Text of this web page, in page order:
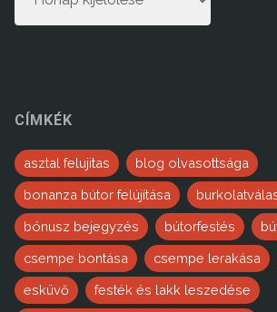
bejegyzések
CÍMKÉK
asztal felujitas blog olvasottsága
bonanza bútor felújítása
bónusz bejegyzés bútorfestés
csempe bontása csempe lerakása
esküvő festék és lakk leszedése